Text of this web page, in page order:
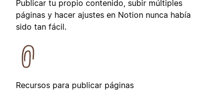
Publicar tu propio contenido, subir múltiples
páginas y hacer ajustes en Notion nunca había
sido tan fácil.
Recursos para publicar páginas